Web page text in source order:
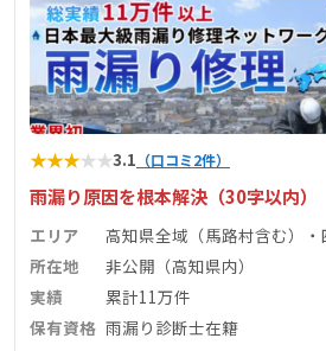
★★★★★3.1 （口コミ2件）
雨漏り原因を根本解決（30字以内）
エリア
高知県全域（馬路村含む）・
所在地
非公開（高知県内）
実績
累計11万件
保有資格 雨漏り診断士在籍